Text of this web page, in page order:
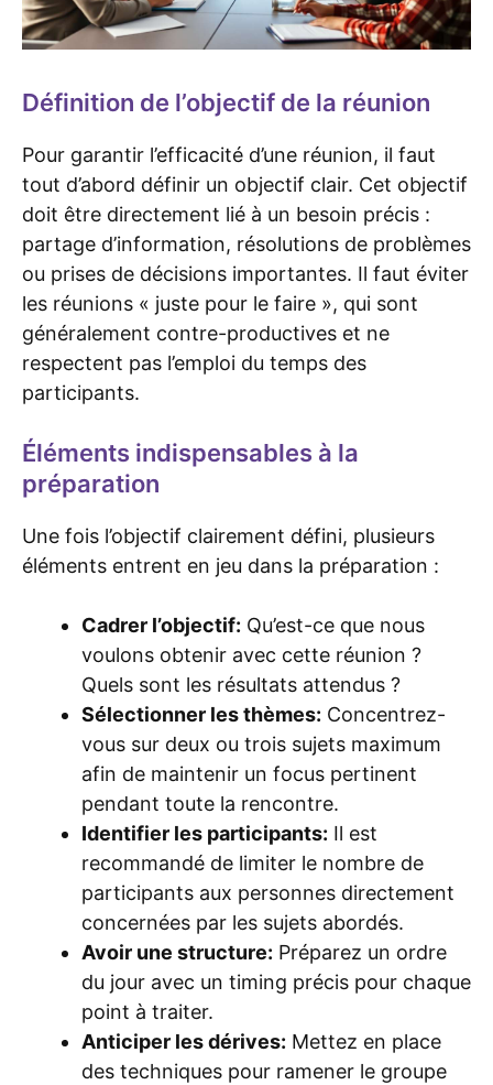
Définition de l’objectif de la réunion
Pour garantir l’efficacité d’une réunion, il faut
tout d’abord définir un objectif clair. Cet objectif
doit être directement lié à un besoin précis :
partage d’information, résolutions de problèmes
ou prises de décisions importantes. Il faut éviter
les réunions « juste pour le faire », qui sont
généralement contre-productives et ne
respectent pas l’emploi du temps des
participants.
Éléments indispensables à la
préparation
Une fois l’objectif clairement défini, plusieurs
éléments entrent en jeu dans la préparation :
Cadrer l’objectif: Qu’est-ce que nous
voulons obtenir avec cette réunion ?
Quels sont les résultats attendus ?
Sélectionner les thèmes: Concentrez-
vous sur deux ou trois sujets maximum
afin de maintenir un focus pertinent
pendant toute la rencontre.
Identifier les participants: Il est
recommandé de limiter le nombre de
participants aux personnes directement
concernées par les sujets abordés.
Avoir une structure: Préparez un ordre
du jour avec un timing précis pour chaque
point à traiter.
Anticiper les dérives: Mettez en place
des techniques pour ramener le groupe